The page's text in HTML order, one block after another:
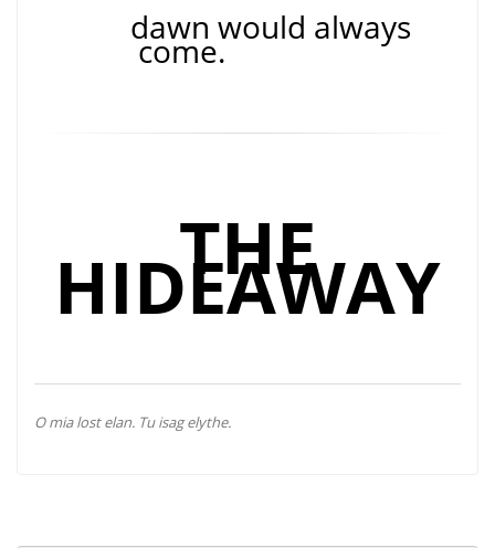
dawn would always
come.
THE
HIDEAWAY
O mia lost elan. Tu isag elythe.